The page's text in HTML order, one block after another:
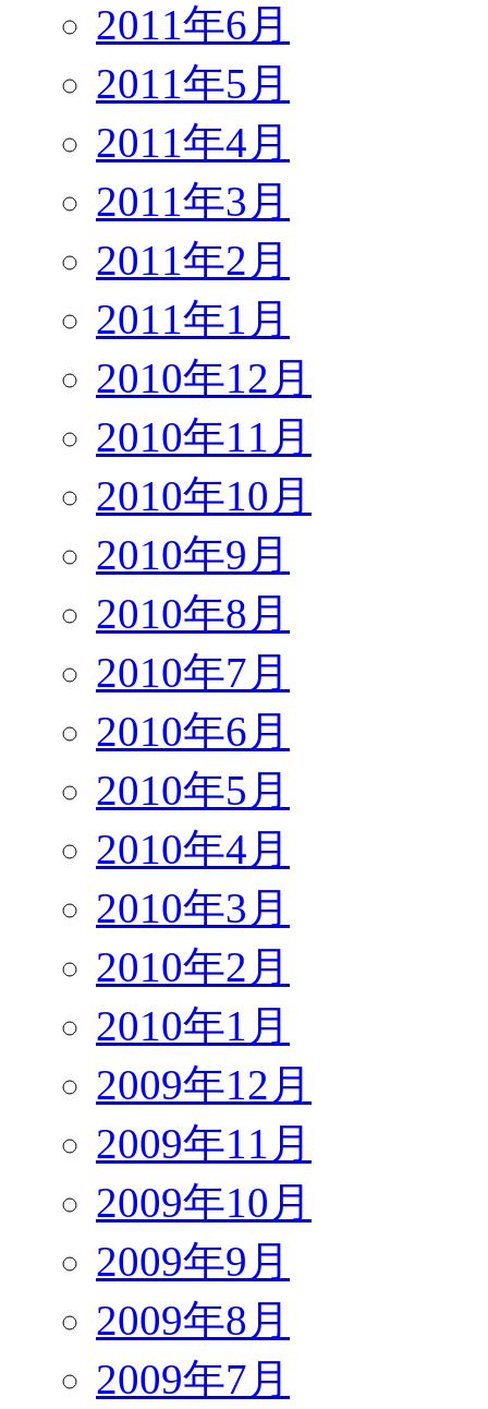
2011年6月
2011年5月
2011年4月
2011年3月
2011年2月
2011年1月
2010年12月
2010年11月
2010年10月
2010年9月
2010年8月
2010年7月
2010年6月
2010年5月
2010年4月
2010年3月
2010年2月
2010年1月
2009年12月
2009年11月
2009年10月
2009年9月
2009年8月
2009年7月